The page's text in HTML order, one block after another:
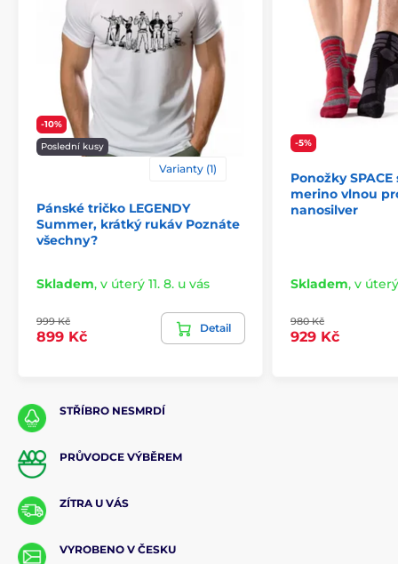
-10%
Poslední kusy
Varianty (1)
Pánské tričko LEGENDY
Summer, krátký rukáv Poznáte
všechny?
Skladem, v úterý 11. 8. u vás
999 Kč
899 Kč
Detail
-5%
Ponožky
merino vlnou
nanosilver
Skladem, v úterý
980 Kč
929 Kč
STŘÍBRO NESMRDÍ
PRŮVODCE VÝBĚREM
ZÍTRA U VÁS
VYROBENO V ČESKU